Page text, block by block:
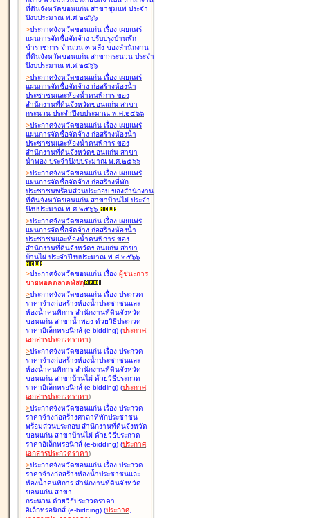
ที่ดินจังหวัดขอนแก่น สาขาชุมแพ ประจำ
ปีงบประมาณ พ.ศ.๒๕๖๖
>ประกาศจังหวัดขอนแก่น เรื่อง เผยแพร่
แผนการจัดซื้อจัดจ้าง ปรับปรุงบ้านพัก
ข้าราชการ จำนวน ๓ หลัง ของสำนักงาน
ที่ดินจังหวัดขอนแก่น สาขากระนวน ประจำ
ปีงบประมาณ พ.ศ.๒๕๖๖
>ประกาศจังหวัดขอนแก่น เรื่อง เผยแพร่
แผนการจัดซื้อจัดจ้าง ก่อสร้างห้องน้ำ
ประชาชนและห้องน้ำคนพิการ ของ
สำนักงานที่ดินจังหวัดขอนแก่น สาขา
กระนวน ประจำปีงบประมาณ พ.ศ.๒๕๖๖
>ประกาศจังหวัดขอนแก่น เรื่อง เผยแพร่
แผนการจัดซื้อจัดจ้าง ก่อสร้างห้องน้ำ
ประชาชนและห้องน้ำคนพิการ ของ
สำนักงานที่ดินจังหวัดขอนแก่น สาขา
น้ำพอง ประจำปีงบประมาณ พ.ศ.๒๕๖๖
>ประกาศจังหวัดขอนแก่น เรื่อง เผยแพร่
แผนการจัดซื้อจัดจ้าง ก่อสร้างที่พัก
ประชาชนพร้อมส่วนประกอบ ของสำนักงาน
ที่ดินจังหวัดขอนแก่น สาขาบ้านไผ่ ประจำ
ปีงบประมาณ พ.ศ.๒๕๖๖
>ประกาศจังหวัดขอนแก่น เรื่อง เผยแพร่
แผนการจัดซื้อจัดจ้าง ก่อสร้างห้องน้ำ
ประชาชนและห้องน้ำคนพิการ ของ
สำนักงานที่ดินจังหวัดขอนแก่น สาขา
บ้านไผ่ ประจำปีงบประมาณ พ.ศ.๒๕๖๖
>ประกาศจังหวัดขอนแก่น เรื่อง ผู้ชนะการ
ขายทอดตลาดพัสดุ
>ประกาศจังหวัดขอนแก่น เรื่อง ประกวด
ราคาจ้างก่อสร้างห้องน้ำประชาชนและ
ห้องน้ำคนพิการ สำนักงานที่ดินจังหวัด
ขอนแก่น สาขาน้ำพอง ด้วยวิธีประกวด
ราคาอิเล็กทรอนิกส์ (e-bidding) (ประกาศ,
เอกสารประกวดราคา)
>ประกาศจังหวัดขอนแก่น เรื่อง ประกวด
ราคาจ้างก่อสร้างห้องน้ำประชาชนและ
ห้องน้ำคนพิการ สำนักงานที่ดินจังหวัด
ขอนแก่น สาขาบ้านไผ่ ด้วยวิธีประกวด
ราคาอิเล็กทรอนิกส์ (e-bidding) (ประกาศ,
เอกสารประกวดราคา)
>ประกาศจังหวัดขอนแก่น เรื่อง ประกวด
ราคาจ้างก่อสร้างศาลาที่พักประชาชน
พร้อมส่วนประกอบ สำนักงานที่ดินจังหวัด
ขอนแก่น สาขาบ้านไผ่ ด้วยวิธีประกวด
ราคาอิเล็กทรอนิกส์ (e-bidding) (ประกาศ,
เอกสารประกวดราคา)
>ประกาศจังหวัดขอนแก่น เรื่อง ประกวด
ราคาจ้างก่อสร้างห้องน้ำประชาชนและ
ห้องน้ำคนพิการ สำนักงานที่ดินจังหวัด
ขอนแก่น สาขา
กระนวน ด้วยวิธีประกวดราคา
อิเล็กทรอนิกส์ (e-bidding) (ประกาศ,